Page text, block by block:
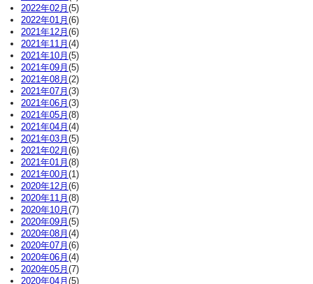
2022年02月 (5)
2022年01月 (6)
2021年12月 (6)
2021年11月 (4)
2021年10月 (5)
2021年09月 (5)
2021年08月 (2)
2021年07月 (3)
2021年06月 (3)
2021年05月 (8)
2021年04月 (4)
2021年03月 (5)
2021年02月 (6)
2021年01月 (8)
2021年00月 (1)
2020年12月 (6)
2020年11月 (8)
2020年10月 (7)
2020年09月 (5)
2020年08月 (4)
2020年07月 (6)
2020年06月 (4)
2020年05月 (7)
2020年04月 (5)